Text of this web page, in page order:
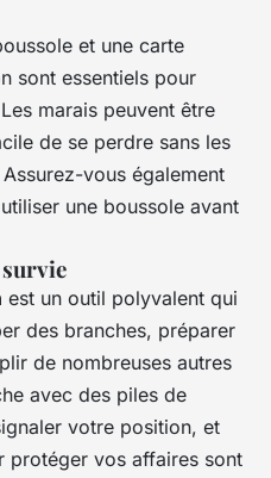
et une carte
sont essentiels pour
marais peuvent être
de se perdre sans les
vous également
une boussole avant
est un outil polyvalent qui
des branches, préparer
de nombreuses autres
avec des piles de
votre position, et
protéger vos affaires sont